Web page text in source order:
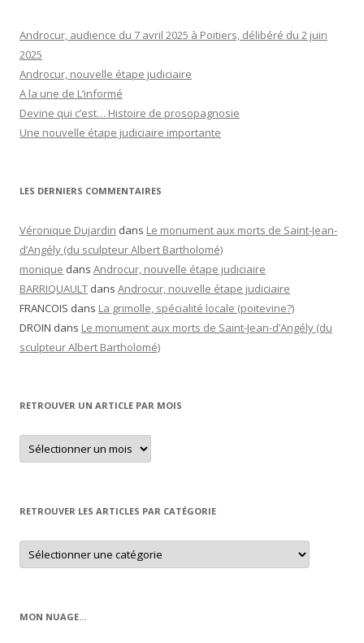
Androcur, audience du 7 avril 2025 à Poitiers, délibéré du 2 juin
2025
Androcur, nouvelle étape judiciaire
A la une de L’informé
Devine qui c’est… Histoire de prosopagnosie
Une nouvelle étape judiciaire importante
LES DERNIERS COMMENTAIRES
Véronique Dujardin dans Le monument aux morts de Saint-Jean-
d’Angély (du sculpteur Albert Bartholomé)
monique dans Androcur, nouvelle étape judiciaire
BARRIQUAULT dans Androcur, nouvelle étape judiciaire
FRANCOIS dans La grimolle, spécialité locale (poitevine?)
DROIN dans Le monument aux morts de Saint-Jean-d’Angély (du
sculpteur Albert Bartholomé)
RETROUVER UN ARTICLE PAR MOIS
Retrouver
un
article
RETROUVER LES ARTICLES PAR CATÉGORIE
Retrouver
les
articles
MON NUAGE…